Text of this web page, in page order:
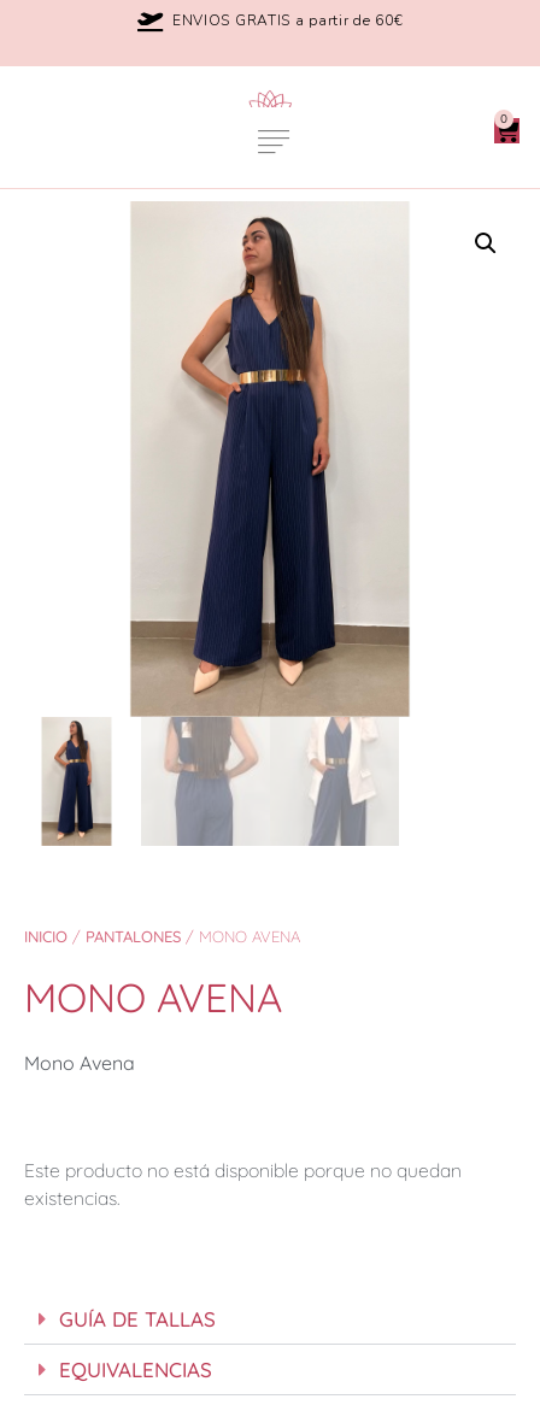
ENVIOS GRATIS a partir de 60€
0
INICIO / PANTALONES / MONO AVENA
MONO AVENA
Mono Avena
Este producto no está disponible porque no quedan
existencias.
GUÍA DE TALLAS
EQUIVALENCIAS